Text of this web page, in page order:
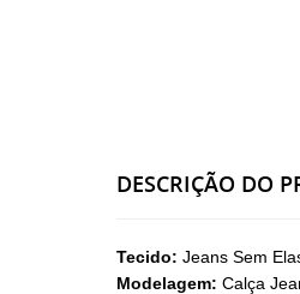
DESCRIÇÃO DO
Tecido: Jeans Sem
Modelagem: Calça